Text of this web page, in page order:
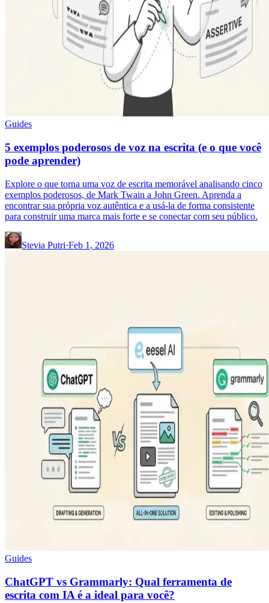
Guides
5 exemplos poderosos de voz na escrita (e o que você
pode aprender)
Explore o que torna uma voz de escrita memorável analisando cinco
exemplos poderosos, de Mark Twain a John Green. Aprenda a
encontrar sua própria voz autêntica e a usá-la de forma consistente
para construir uma marca mais forte e se conectar com seu público.
Stevia Putri·Feb 1, 2026
Guides
ChatGPT vs Grammarly: Qual ferramenta de
escrita com IA é a ideal para você?